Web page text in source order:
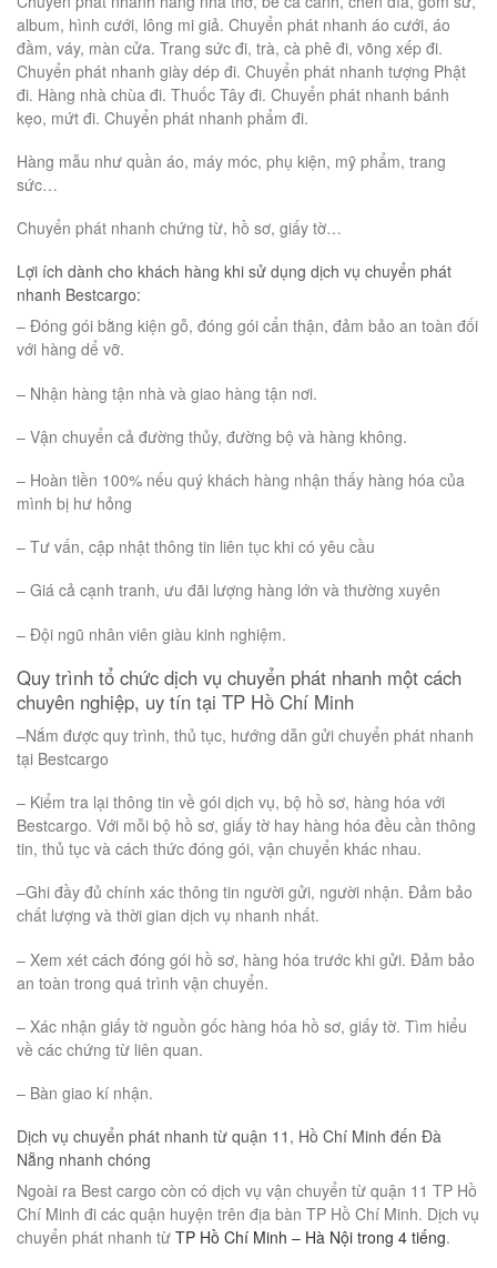
album, hình cưới, lông mi giả. Chuyển phát nhanh áo cưới, áo
đầm, váy, màn cửa. Trang sức đi, trà, cà phê đi, võng xếp đi.
Chuyển phát nhanh giày dép đi. Chuyển phát nhanh tượng Phật
đi. Hàng nhà chùa đi. Thuốc Tây đi. Chuyển phát nhanh bánh
kẹo, mứt đi. Chuyển phát nhanh phẩm đi.
Hàng mẫu như quần áo, máy móc, phụ kiện, mỹ phẩm, trang
sức…
Chuyển phát nhanh chứng từ, hồ sơ, giấy tờ…
Lợi ích dành cho khách hàng khi sử dụng dịch vụ chuyển phát
nhanh Bestcargo:
– Đóng gói bằng kiện gỗ, đóng gói cẩn thận, đảm bảo an toàn đối
với hàng dể vỡ.
– Nhận hàng tận nhà và giao hàng tận nơi.
– Vận chuyển cả đường thủy, đường bộ và hàng không.
– Hoàn tiền 100% nếu quý khách hàng nhận thấy hàng hóa của
mình bị hư hỏng
– Tư vấn, cập nhật thông tin liên tục khi có yêu cầu
– Giá cả cạnh tranh, ưu đãi lượng hàng lớn và thường xuyên
– Đội ngũ nhân viên giàu kinh nghiệm.
Quy trình tổ chức dịch vụ chuyển phát nhanh một cách
chuyên nghiệp, uy tín tại TP Hồ Chí Minh
–Nắm được quy trình, thủ tục, hướng dẫn gửi chuyển phát nhanh
tại Bestcargo
– Kiểm tra lại thông tin về gói dịch vụ, bộ hồ sơ, hàng hóa với
Bestcargo. Với mỗi bộ hồ sơ, giấy tờ hay hàng hóa đều cần thông
tin, thủ tục và cách thức đóng gói, vận chuyển khác nhau.
–Ghi đầy đủ chính xác thông tin người gửi, người nhận. Đảm bảo
chất lượng và thời gian dịch vụ nhanh nhất.
– Xem xét cách đóng gói hồ sơ, hàng hóa trước khi gửi. Đảm bảo
an toàn trong quá trình vận chuyển.
– Xác nhận giấy tờ nguồn gốc hàng hóa hồ sơ, giấy tờ. Tìm hiểu
về các chứng từ liên quan.
– Bàn giao kí nhận.
Dịch vụ chuyển phát nhanh từ quận 11, Hồ Chí Minh đến Đà
Nẵng nhanh chóng
Ngoài ra Best cargo còn có dịch vụ vận chuyển từ quận 11 TP Hồ
Chí Minh đi các quận huyện trên địa bàn TP Hồ Chí Minh. Dịch vụ
chuyển phát nhanh từ TP Hồ Chí Minh – Hà Nội trong 4 tiếng.